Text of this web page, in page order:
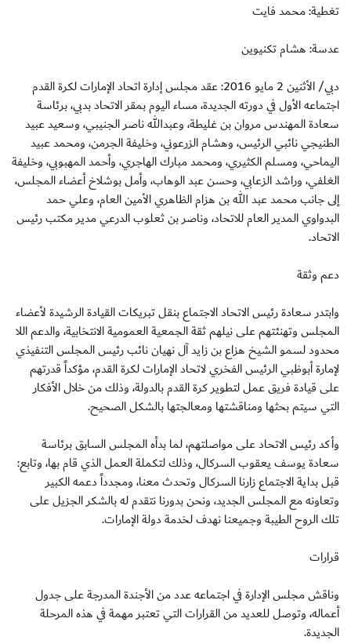
تغطية: محمد فايت
عدسة: هشام تكنيوين
دبي/ الأثنين 2 مايو 2016: عقد مجلس إدارة اتحاد الإمارات لكرة القدم
اجتماعه الأول في دورته الجديدة، مساء اليوم بمقر الاتحاد بدبي، برئاسة
سعادة المهندس مروان بن غليطة، وعبدالله ناصر الجنيبي، وسعيد عبيد
الطنيجي نائبي الرئيس، وهشام الزرعوني، وخليفة الجرمن، ومحمد عبيد
اليماحي، ومسلم الكثيري، ومحمد مبارك الهاجري، وأحمد المهبوبي، وخليفة
الغلفي، وراشد الزعابي، وحسن عبد الوهاب، وأمل بوشلاخ أعضاء المجلس،
إلى جانب محمد عبد الله بن هزام الظاهري الأمين العام، وعلي حمد
البدواوي المدير العام للاتحاد، وناصر بن ثعلوب الدرعي مدير مكتب رئيس
الاتحاد.
دعم وثقة
وابتدر سعادة رئيس الاتحاد الاجتماع بنقل تبريكات القيادة الرشيدة لأعضاء
المجلس وتهنئتهم على نيلهم ثقة الجمعية العمومية الانتخابية، والدعم اللا
محدود لسمو الشيخ هزاع بن زايد آل نهيان نائب رئيس المجلس التنفيذي
لإمارة أبوظبي الرئيس الفخري لاتحاد الإمارات لكرة القدم، مؤكداً قدرتهم
على قيادة فريق عمل لتطوير كرة القدم بالدولة، وذلك من خلال الأفكار
التي سيتم بحثها ومناقشتها ومعالجتها بالشكل الصحيح.
وأكد رئيس الاتحاد على مواصلتهم، لما بدأه المجلس السابق برئاسة
سعادة يوسف يعقوب السركال، وذلك لتكملة العمل الذي قام بها، وتابع:
قبل بداية الاجتماع زارنا السركال وتحدث معنا، ومجدداً دعمه الكبير
وتعاونه مع المجلس الجديد، ونحن بدورنا نتقدم له بالشكر الجزيل على
تلك الروح الطيبة وجميعنا نهدف لخدمة دولة الإمارات.
قرارات
وناقش مجلس الإدارة في اجتماعه عدد من الأجندة المدرجة على جدول
أعماله، وتوصل للعديد من القرارات التي تعتبر مهمة في هذه المرحلة
الجديدة.